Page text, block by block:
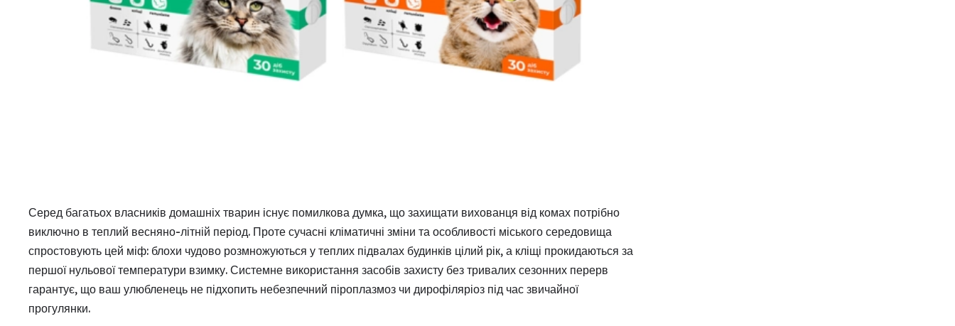
Серед багатьох власників домашніх тварин існує помилкова думка, що захищати вихованця від комах потрібно
виключно в теплий весняно-літній період. Проте сучасні кліматичні зміни та особливості міського середовища
спростовують цей міф: блохи чудово розмножуються у теплих підвалах будинків цілий рік, а кліщі прокидаються за
першої нульової температури взимку. Системне використання засобів захисту без тривалих сезонних перерв
гарантує, що ваш улюбленець не підхопить небезпечний піроплазмоз чи дирофіляріоз під час звичайної
прогулянки.